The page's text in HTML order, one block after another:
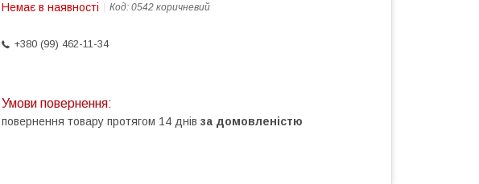
Немає в наявності Код: 0542 коричневий
+380 (99) 462-11-34
повернення товару протягом 14 днів за домовленістю